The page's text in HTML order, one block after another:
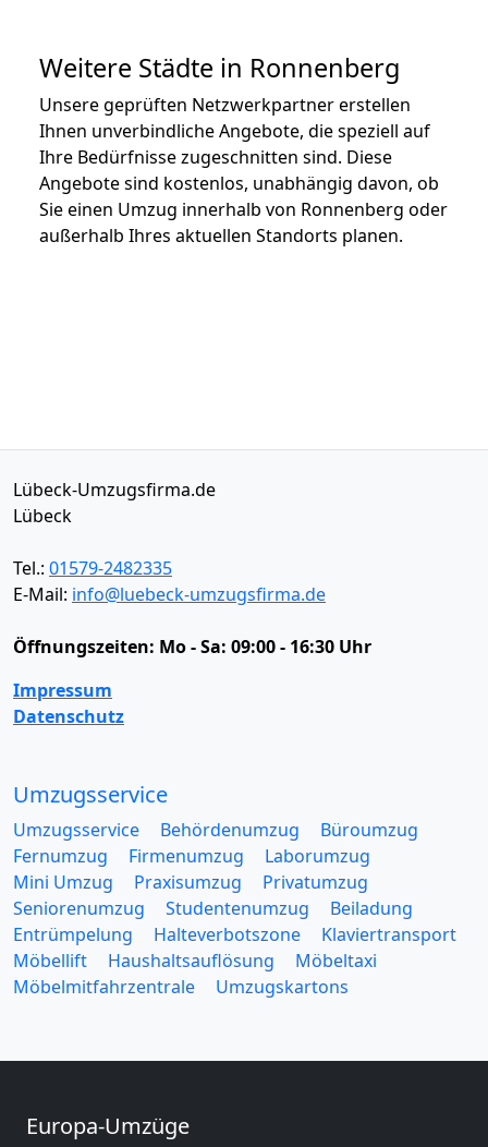
Weitere Städte in Ronnenberg
Unsere geprüften Netzwerkpartner erstellen
Ihnen unverbindliche Angebote, die speziell auf
Ihre Bedürfnisse zugeschnitten sind. Diese
Angebote sind kostenlos, unabhängig davon, ob
Sie einen Umzug innerhalb von Ronnenberg oder
außerhalb Ihres aktuellen Standorts planen.
Lübeck-Umzugsfirma.de
Lübeck
Tel.: 01579-2482335
E-Mail: info@luebeck-umzugsfirma.de
Öffnungszeiten: Mo - Sa: 09:00 - 16:30 Uhr
Impressum
Datenschutz
Umzugsservice
Umzugsservice Behördenumzug
Büroumzug
Fernumzug
Firmenumzug
Laborumzug
Mini Umzug
Praxisumzug
Privatumzug
Seniorenumzug
Studentenumzug
Beiladung
Entrümpelung
Halteverbotszone
Klaviertransport
Möbellift
Haushaltsauflösung
Möbeltaxi
Möbelmitfahrzentrale
Umzugskartons
Europa-Umzüge